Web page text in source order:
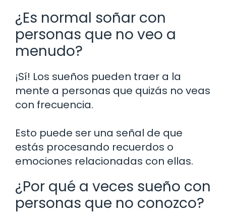
¿Es normal soñar con
personas que no veo a
menudo?
¡Sí! Los sueños pueden traer a la
mente a personas que quizás no veas
con frecuencia.
Esto puede ser una señal de que
estás procesando recuerdos o
emociones relacionadas con ellas.
¿Por qué a veces sueño con
personas que no conozco?